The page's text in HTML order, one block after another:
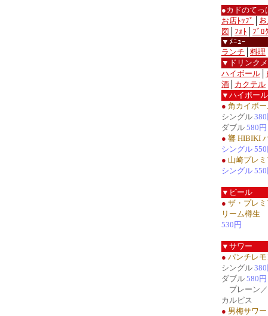
●カドのて
お店ﾄｯﾌﾟ
図
ﾌｫﾄ
ﾌﾞﾛ
▼ﾒﾆｭｰ
ランチ
料理
▼ドリンク
ハイボール
酒
カクテル
▼ハイボール
● 角カイボ
シングル
ダブル 580円
● 響 HIBIKI
シングル
● 山崎プレ
シングル
▼ビール
● ザ・プレ
リーム樽生
530円
▼サワー
● パンチレ
シングル
ダブル 580円
プレーン／
カルピス
● 男梅サワー